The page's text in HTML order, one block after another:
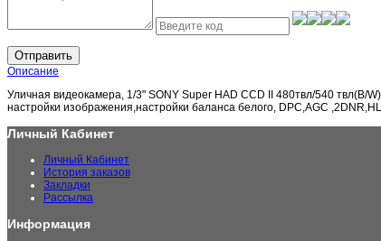
Отправить
Описание
Уличная видеокамера, 1/3" SONY Super HAD CCD II 480твл/540
настройки изображения,настройки баланса белого, DPC,AGC
Личный Кабинет
Личный Кабинет
История заказов
Закладки
Рассылка
Информация